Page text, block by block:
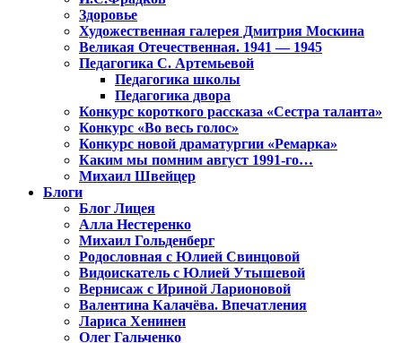
Здоровье
Художественная галерея Дмитрия Москина
Великая Отечественная. 1941 — 1945
Педагогика С. Артемьевой
Педагогика школы
Педагогика двора
Конкурс короткого рассказа «Сестра таланта»
Конкурс «Во весь голос»
Конкурс новой драматургии «Ремарка»
Каким мы помним август 1991-го…
Михаил Швейцер
Блоги
Блог Лицея
Алла Нестеренко
Михаил Гольденберг
Родословная с Юлией Свинцовой
Видоискатель с Юлией Утышевой
Вернисаж с Ириной Ларионовой
Валентина Калачёва. Впечатления
Лариса Хенинен
Олег Гальченко